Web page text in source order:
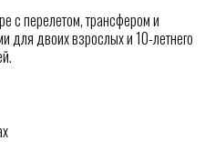
с перелетом, трансфером и
для двоих взрослых и 10-летнего